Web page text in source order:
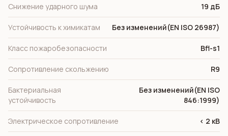
Снижение ударного шума 19 дБ
Устойчивость к химикатам Без изменений(EN ISO 26987)
Класс пожаробезопасности Bfl-s1
Сопротивление скольжению R9
Бактериальная
устойчивость
Без изменений(EN ISO
846:1999)
Электрическое сопротивление < 2 кВ